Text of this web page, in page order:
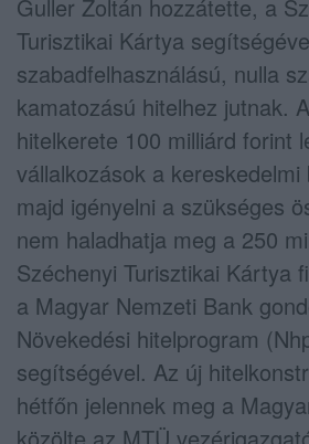
Guller Zoltán hozzátette, a
Turisztikai Kártya
szabadfelhasználású, nulla
kamatozású hitelhez jutnak.
hitelkerete 100 milliárd forint
vállalkozások a
majd igényelni a szükséges
nem haladhatja meg a 250
Széchenyi Turisztikai Kártya
a Magyar Nemzeti Bank
Növekedési hitelprogram
segítségével. Az új
hétfőn jelennek meg a
közölte az MTÜ